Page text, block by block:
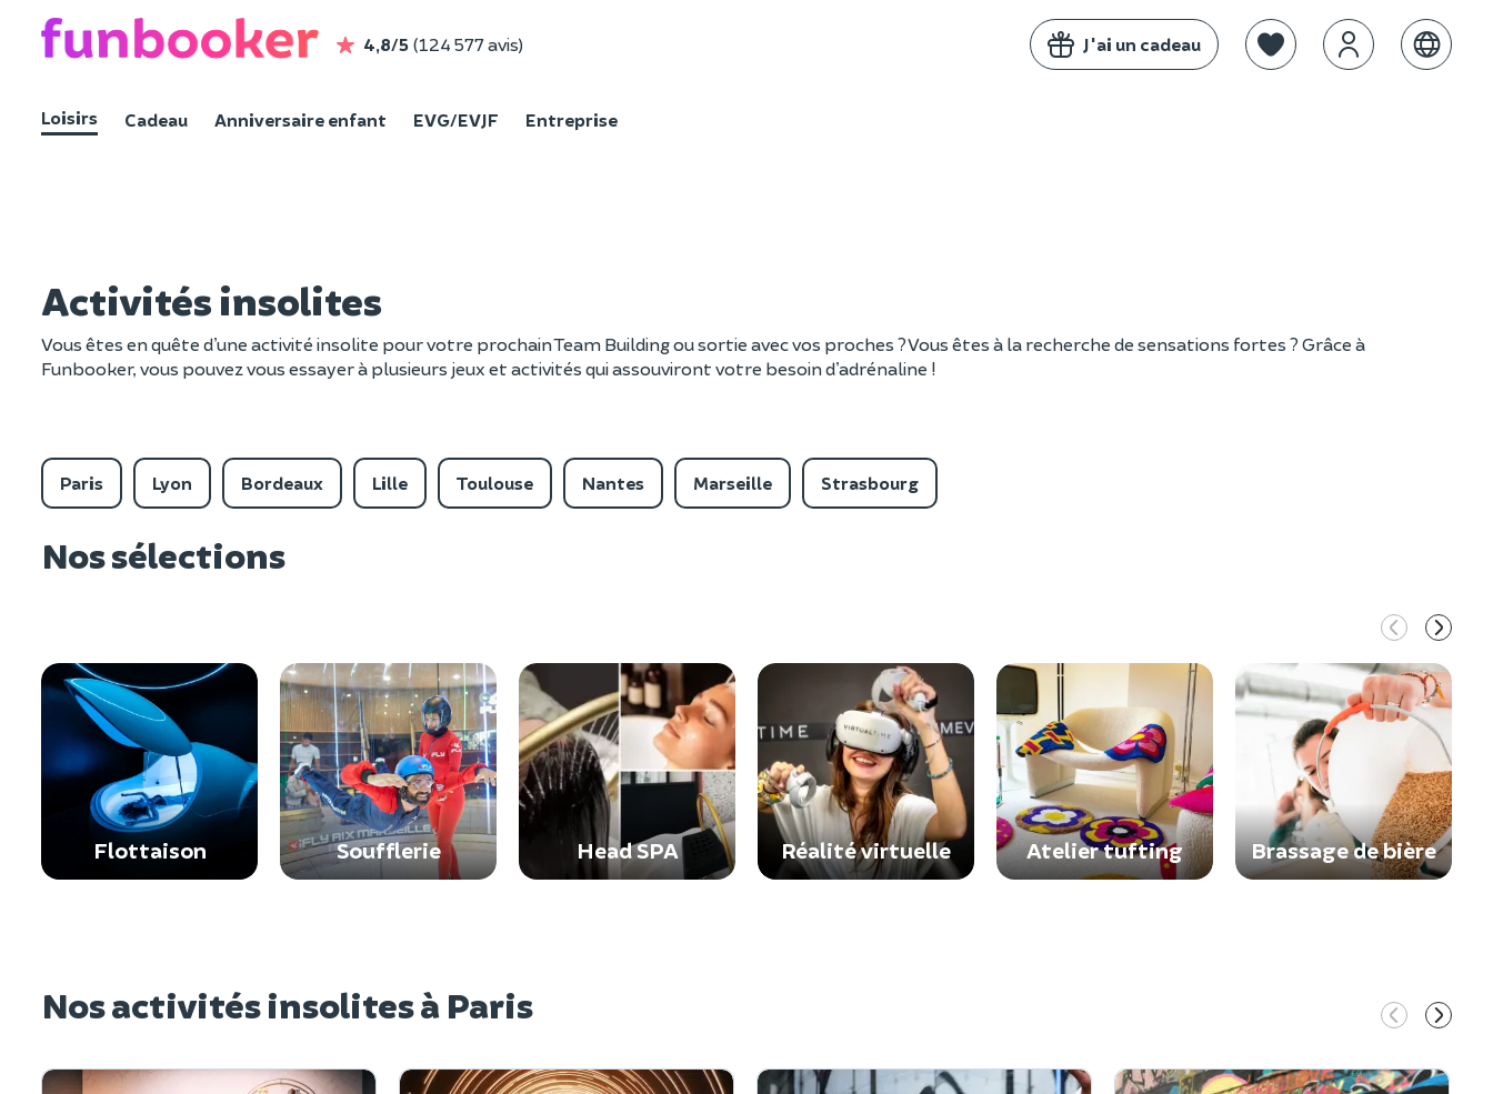
4,8/5 (124 577 avis) J'ai un cadeau
Loisirs Cadeau Anniversaire enfant EVG/EVJF Entreprise
Activités insolites
Vous êtes en quête d’une activité insolite pour votre prochain Team Building ou sortie avec vos proches ? Vous êtes à la recherche de sensations fortes ? Grâce à
Funbooker, vous pouvez vous essayer à plusieurs jeux et activités qui assouviront votre besoin d’adrénaline !
Paris Lyon Bordeaux Lille Toulouse Nantes Marseille Strasbourg
Nos sélections
Flottaison Soufflerie Head SPA Réalité virtuelle Atelier tufting Brassage de bière
Nos activités insolites à Paris